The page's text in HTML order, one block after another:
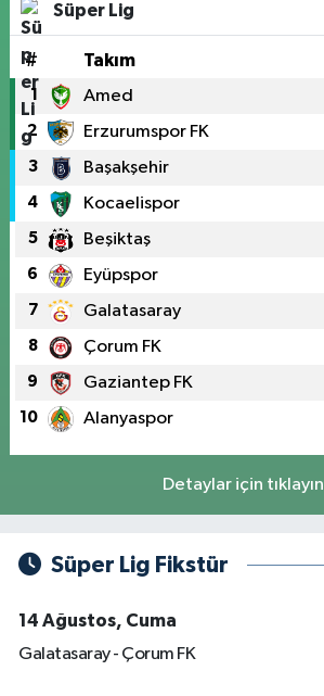
Süper Lig
# Takım
1 Amed
2 Erzurumspor FK
3 Başakşehir
4 Kocaelispor
5 Beşiktaş
6 Eyüpspor
7 Galatasaray
8 Çorum FK
9 Gaziantep FK
10 Alanyaspor
Detaylar için tıklayın
Süper Lig Fikstür
14 Ağustos, Cuma
Galatasaray - Çorum FK